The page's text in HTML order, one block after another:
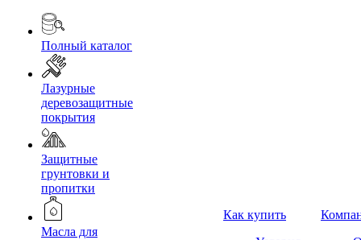
Полный каталог
Лазурные
деревозащитные
покрытия
Защитные
грунтовки и
пропитки
Масла для
Как купить